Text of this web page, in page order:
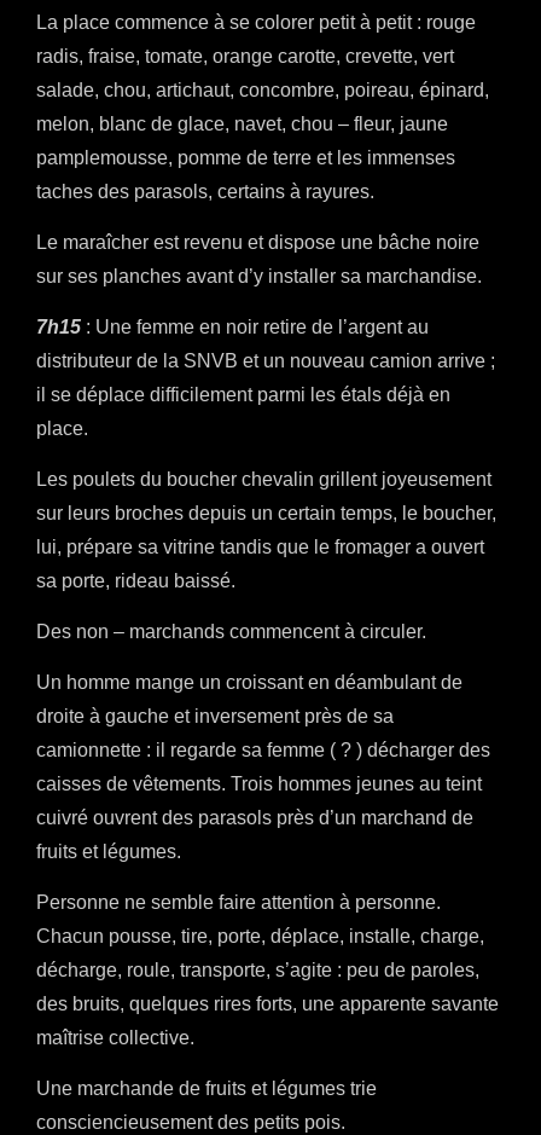
La place commence à se colorer petit à petit : rouge
radis, fraise, tomate, orange carotte, crevette, vert
salade, chou, artichaut, concombre, poireau, épinard,
melon, blanc de glace, navet, chou – fleur, jaune
pamplemousse, pomme de terre et les immenses
taches des parasols, certains à rayures.
Le maraîcher est revenu et dispose une bâche noire
sur ses planches avant d’y installer sa marchandise.
7h15 : Une femme en noir retire de l’argent au
distributeur de la SNVB et un nouveau camion arrive ;
il se déplace difficilement parmi les étals déjà en
place.
Les poulets du boucher chevalin grillent joyeusement
sur leurs broches depuis un certain temps, le boucher,
lui, prépare sa vitrine tandis que le fromager a ouvert
sa porte, rideau baissé.
Des non – marchands commencent à circuler.
Un homme mange un croissant en déambulant de
droite à gauche et inversement près de sa
camionnette : il regarde sa femme ( ? ) décharger des
caisses de vêtements. Trois hommes jeunes au teint
cuivré ouvrent des parasols près d’un marchand de
fruits et légumes.
Personne ne semble faire attention à personne.
Chacun pousse, tire, porte, déplace, installe, charge,
décharge, roule, transporte, s’agite : peu de paroles,
des bruits, quelques rires forts, une apparente savante
maîtrise collective.
Une marchande de fruits et légumes trie
consciencieusement des petits pois.